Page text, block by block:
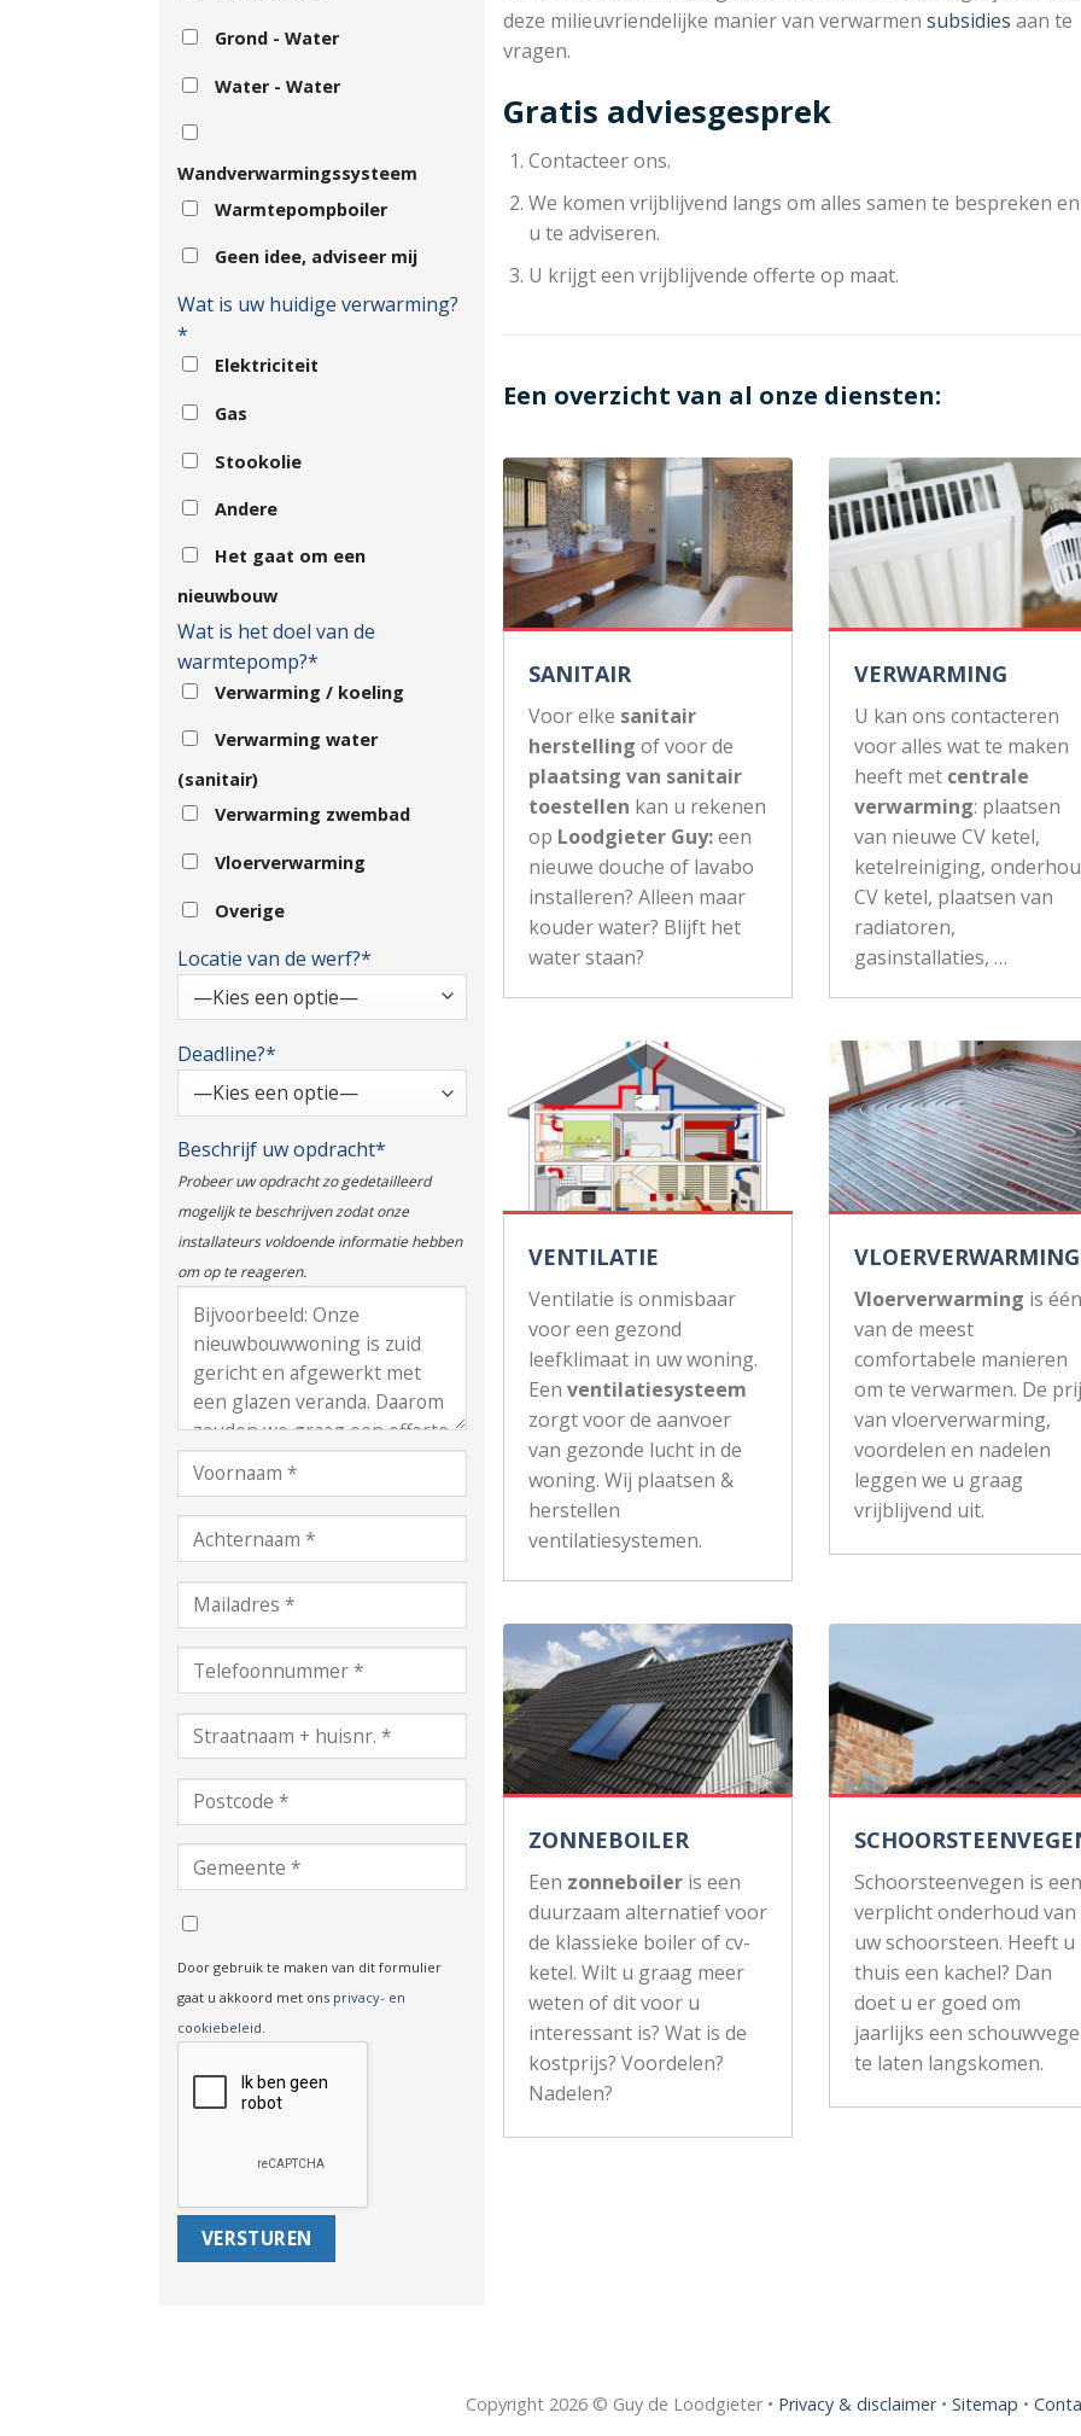
Grond - Water
Water - Water
Wandverwarmingssysteem
Warmtepompboiler
Geen idee, adviseer mij
Wat is uw huidige verwarming?
*
Elektriciteit
Gas
Stookolie
Andere
Het gaat om een
nieuwbouw
Wat is het doel van de
warmtepomp?*
Verwarming / koeling
Verwarming water
(sanitair)
Verwarming zwembad
Vloerverwarming
Overige
Locatie van de werf?*
Deadline?*
Beschrijf uw opdracht*
Probeer uw opdracht zo gedetailleerd
mogelijk te beschrijven zodat onze
installateurs voldoende informatie hebben
om op te reageren.
Door gebruik te maken van dit formulier
gaat u akkoord met ons privacy- en
cookiebeleid
deze milieuvriendelijke manier van verwarmen subsidies aan te
vragen.
Gratis adviesgesprek
Contacteer ons.
We komen vrijblijvend langs om alles samen te bespreken
u te adviseren.
U krijgt een vrijblijvende offerte op maat.
Een overzicht van al onze diensten:
SANITAIR
Voor elke sanitair
herstelling of voor de
plaatsing van sanitair
toestellen kan u rekenen
op Loodgieter Guy:een
nieuwe douche of lavabo
installeren? Alleen maar
kouder water? Blijft het
water staan?
VERWARMING
U kan ons contacteren
voor alles wat te maken
heeft met centrale
verwarming: plaatsen
van nieuwe CV ketel,
ketelreiniging,
CV ketel, plaatsen van
radiatoren,
gasinstallaties, …
VENTILATIE
Ventilatie is onmisbaar
voor een gezond
leefklimaat in uw woning.
Een ventilatiesysteem
zorgt voor de aanvoer
van gezonde lucht in de
woning. Wij plaatsen &
herstellen
ventilatiesystemen.
VLOERVERWARMING
Vloerverwarming is één
van de meest
comfortabele manieren
om te verwarmen. De
van vloerverwarming,
voordelen en nadelen
leggen we u graag
vrijblijvend uit.
ZONNEBOILER
Een zonneboiler is een
duurzaam alternatief voor
de klassieke boiler of cv-
ketel. Wilt u graag meer
weten of dit voor u
interessant is? Wat is de
kostprijs? Voordelen?
Nadelen?
Schoorsteenvegen is een
verplicht onderhoud van
uw schoorsteen. Heeft u
thuis een kachel? Dan
doet u er goed om
jaarlijks een
te laten langskomen.
Copyright 2026 © Guy de Loodgieter • Privacy & disclaimer• Sitemap •